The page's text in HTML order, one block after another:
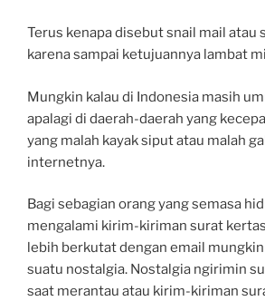
Terus kenapa disebut snail mail atau
karena sampai ketujuannya lambat
Mungkin kalau di Indonesia masih
apalagi di daerah-daerah yang
yang malah kayak siput atau malah
internetnya.
Bagi sebagian orang yang semasa
mengalami kirim-kiriman surat
lebih berkutat dengan email
suatu nostalgia. Nostalgia ngirimin
saat merantau atau kirim-kiriman